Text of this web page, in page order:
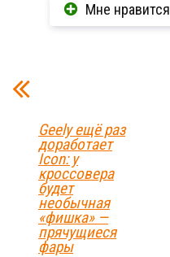
Мне нравится
Geely ещё раз
доработает
Icon: у
кроссовера
будет
необычная
«фишка» —
прячущиеся
фары